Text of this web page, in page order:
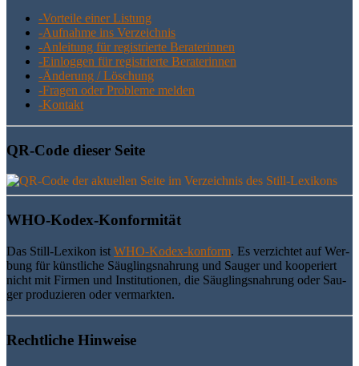
-Vor­tei­le einer Listung
-Auf­nah­me ins Verzeichnis
-Anlei­tung für regis­trier­te Beraterinnen
-Ein­log­gen für regis­trier­te Beraterinnen
-Ände­rung / Löschung
-Fra­gen oder Pro­ble­me melden
-Kon­takt
QR-Code die­ser Seite
WHO-Kodex-Kon­for­mi­tät
Das Still-Lexi­kon ist WHO-Kodex-kon­form. Es ver­zich­tet auf Wer­
bung für künst­li­che Säug­lings­nah­rung und Sau­ger und koope­riert
nicht mit Fir­men und Insti­tu­tio­nen, die Säug­lings­nah­rung oder Sau­
ger pro­du­zie­ren oder vermarkten.
Recht­li­che Hinweise